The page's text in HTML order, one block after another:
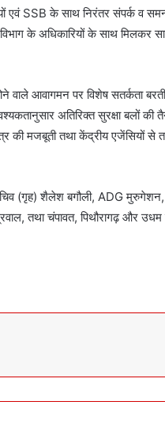
एवं SSB के साथ निरंतर संपर्क व
के अधिकारियों के साथ मिलकर
वाले आवागमन पर विशेष सतर्कता
अतिरिक्त सुरक्षा बलों की
तंत्र की मजबूती तथा केंद्रीय
(गृह) शैलेश बगौली, ADG
तथा चंपावत, पिथौरागढ़ और